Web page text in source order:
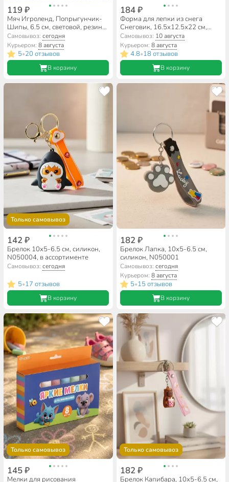
119 ₽
Мяч Игроленд, Попрыгунчик-
Шипы, 6.5 см, световой, резина,
252-260, в ассортименте
Самовывоз:сегодня
Курьером:8 августа
5•20 отзывов
В корзину
184 ₽
Форма для лепки из снега
Снеговик, 16.5х12.5х22 см,
пластик, N010112
Самовывоз: 10 августа
Курьером: 8 августа
4.8•18 отзывов
В корзину
Только самовывоз
142 ₽
Брелок 10х5-6.5 см, силикон,
N050004, в ассортименте
Самовывоз:сегодня
5•17 отзывов
В корзину
182 ₽
Брелок Лапка, 10х5-6.5 см,
силикон, N050001
Самовывоз: сегодня
Курьером: 8 августа
5•15 отзывов
В корзину
Только самовывоз
145 ₽
Мелки для рисования
Только самовывоз
182 ₽
Брелок Капибара, 10х5-6.5 см,